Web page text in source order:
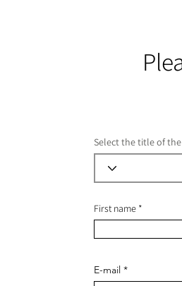
Select the title of
First name
E-mail